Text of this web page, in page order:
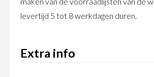
levertijd 5 tot 8 werkdagen duren.
Extra info